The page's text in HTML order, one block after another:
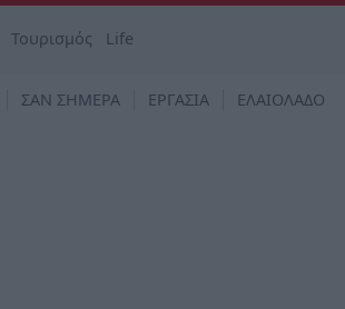
Τουρισμός Life
ΣΑΝ ΣΗΜΕΡΑ ΕΡΓΑΣΙΑ ΕΛΑΙΟΛΑΔΟ